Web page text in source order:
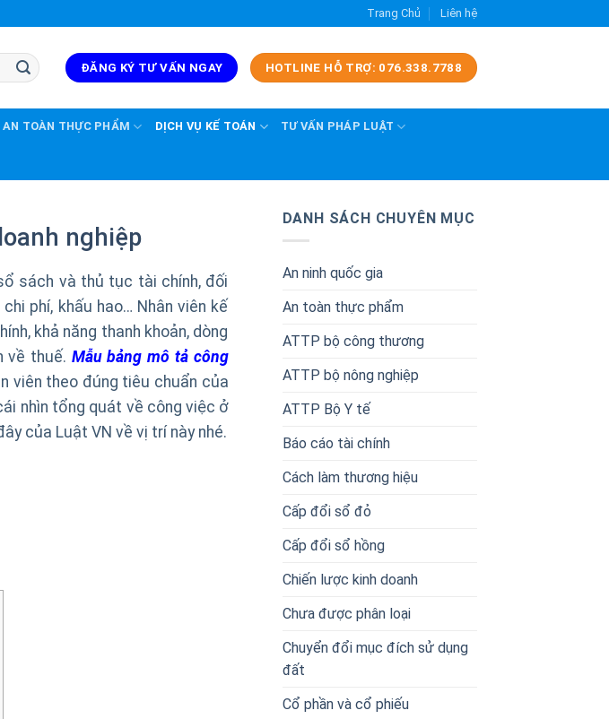
Trang Chủ Liên hệ
ĐĂNG KÝ TƯ VẤN NGAY HOTLINE HỖ TRỢ: 076.338.7788
AN TOÀN THỰC PHẨM DỊCH VỤ KẾ TOÁN TƯ VẤN PHÁP LUẬT
nghiệp
sách và thủ tục tài chính, đối
phí, khấu hao… Nhân viên kế
khả năng thanh khoản, dòng
về thuế. Mẫu bảng mô tả công
viên theo đúng tiêu chuẩn của
nhìn tổng quát về công việc ở
của Luật VN về vị trí này nhé.
DANH SÁCH CHUYÊN MỤC
An ninh quốc gia
An toàn thực phẩm
ATTP bộ công thương
ATTP bộ nông nghiệp
ATTP Bộ Y tế
Báo cáo tài chính
Cách làm thương hiệu
Cấp đổi sổ đỏ
Cấp đổi sổ hồng
Chiến lược kinh doanh
Chưa được phân loại
Chuyển đổi mục đích sử dụng
đất
Cổ phần và cổ phiếu